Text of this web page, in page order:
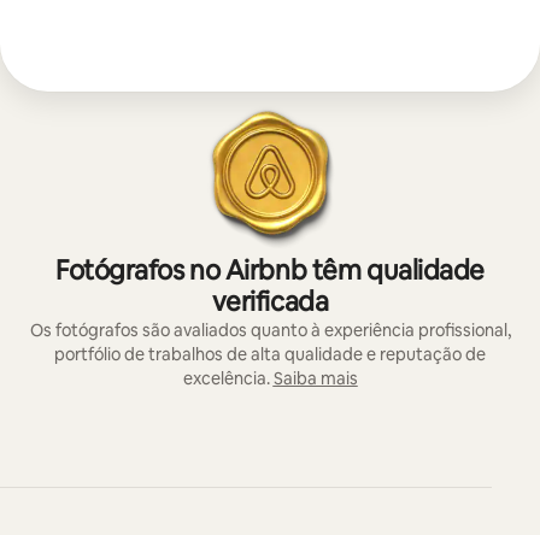
Fotógrafos no Airbnb têm qualidade
verificada
Os fotógrafos são avaliados quanto à experiência profissional,
portfólio de trabalhos de alta qualidade e reputação de
excelência.Saiba mais